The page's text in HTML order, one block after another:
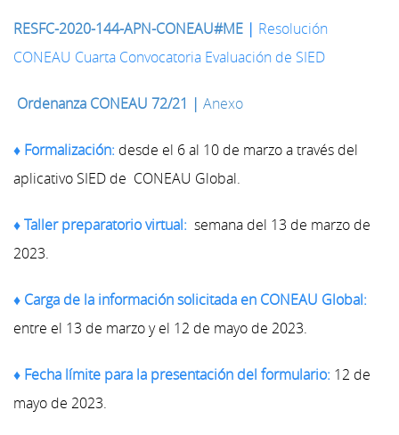
RESFC-2020-144-APN-CONEAU#ME | Resolución
CONEAU Cuarta Convocatoria Evaluación de SIED
Ordenanza CONEAU 72/21 | Anexo
♦ Formalización: desde el 6 al 10 de marzoa través del
aplicativo SIED de CONEAU Global.
♦Taller preparatorio virtual: semana del 13 de marzo de
2023.
♦ Carga de la información solicitada en CONEAU Global:
entre el 13 de marzo y el 12 de mayo de 2023.
♦ Fecha límite para la presentación del formulario: 12 de
mayo de 2023.